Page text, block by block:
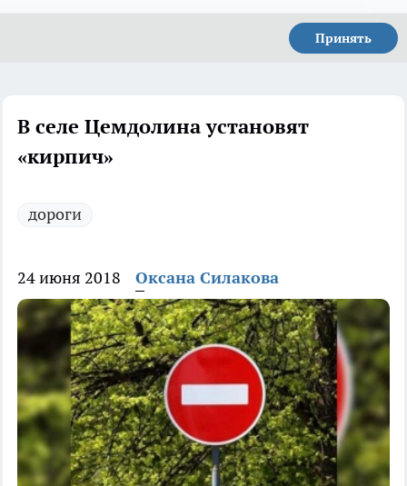
Принять
В селе Цемдолина установят
«кирпич»
дороги
24 июня 2018 Оксана Силакова